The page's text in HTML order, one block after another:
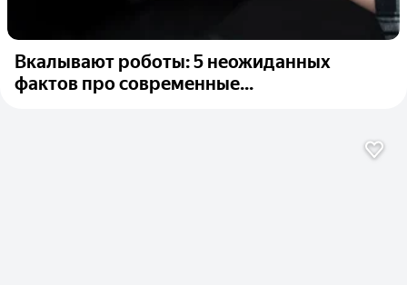
Вкалывают роботы: 5 неожиданных
фактов про современные...